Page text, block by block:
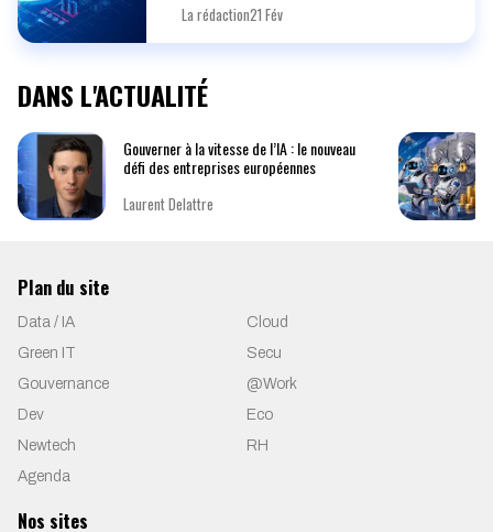
La rédaction21 Fév
DANS L'ACTUALITÉ
Gouverner à la vitesse de l’IA : le nouveau
défi des entreprises européennes
Laurent Delattre
Plan du site
Data / IA
Cloud
Green IT
Secu
Gouvernance
@Work
Dev
Eco
Newtech
RH
Agenda
Nos sites